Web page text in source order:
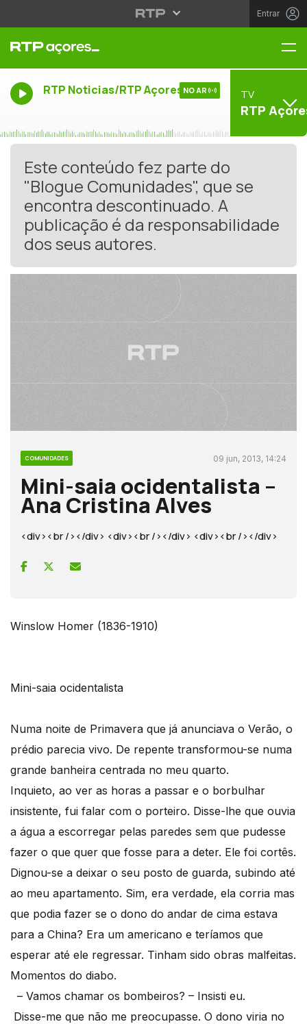
Entrar
RTP Noticias/RTP Açores NO AR TV
RTP
Este conteúdo fez parte do
"Blogue Comunidades", que se
encontra descontinuado. A
publicação é da responsabilidade
dos seus autores.
COMUNIDADES 09 jun, 2013, 14:24
Mini-saia ocidentalista –
Ana Cristina Alves
<div><br /></div> <div><br /></div> <div><br /></div>
Winslow Homer (1836-1910)
Mini-saia ocidentalista
Numa noite de Primavera que já anunciava o Verão, o
prédio parecia vivo. De repente transformou-se numa
grande banheira centrada no meu quarto.
Inquieto, ao ver as horas a passar e o borbulhar
insistente, fui falar com o porteiro. Disse-lhe que ouvia
a água a escorregar pelas paredes sem que pudesse
fazer o que quer que fosse para a deter. Ele foi cortês.
Dignou-se a deixar o seu posto de guarda, subindo até
ao meu apartamento. Sim, era verdade, ela corria mas
que podia fazer se o dono do andar de cima estava
para a China? Era um americano e teríamos que
esperar até ele regressar. Tinham sido obras malfeitas.
Momentos do diabo.
– Vamos chamar os bombeiros? – Insisti eu.
Disse-me que não me preocupasse. O dono viria no